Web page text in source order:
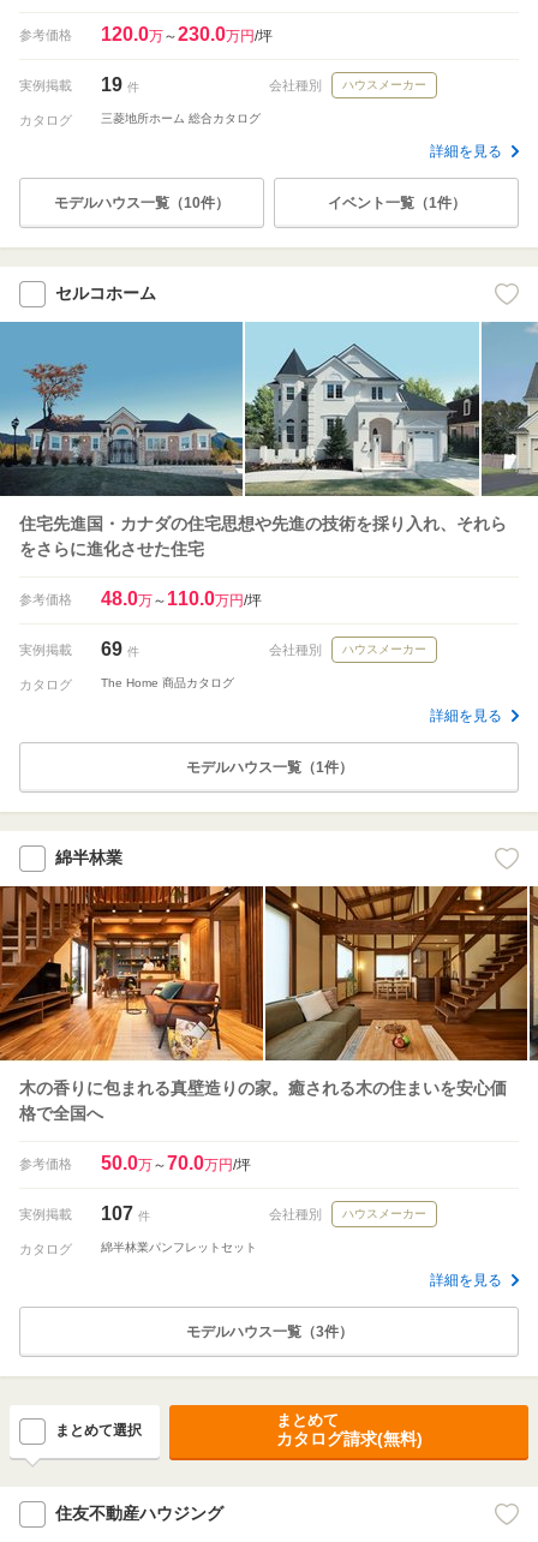
参考価格 120.0万～230.0万円/坪
実例掲載 19 件 会社種別 ハウスメーカー
カタログ 三菱地所ホーム 総合カタログ
詳細を見る
モデルハウス一覧（10件） イベント一覧（1件）
セルコホーム
住宅先進国・カナダの住宅思想や先進の技術を採り入れ、それら
をさらに進化させた住宅
参考価格 48.0万～ 110.0万円/坪
実例掲載 69 件 会社種別 ハウスメーカー
カタログ The Home 商品カタログ
詳細を見る
モデルハウス一覧（1件）
綿半林業
木の香りに包まれる真壁造りの家。癒される木の住まいを安心価
格で全国へ
参考価格 50.0万～70.0万円/坪
実例掲載 107 件 会社種別 ハウスメーカー
カタログ 綿半林業パンフレットセット
詳細を見る
モデルハウス一覧（3件）
まとめて選択
まとめて
カタログ請求(無料)
住友不動産ハウジング